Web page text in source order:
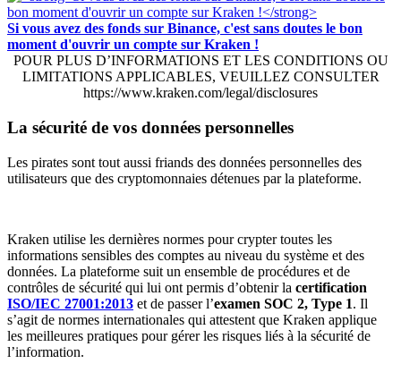
Si vous avez des fonds sur Binance, c'est sans doutes le bon
moment d'ouvrir un compte sur Kraken !
POUR PLUS D’INFORMATIONS ET LES CONDITIONS OU
LIMITATIONS APPLICABLES, VEUILLEZ CONSULTER
https://www.kraken.com/legal/disclosures
La sécurité de vos données personnelles
Les pirates sont tout aussi friands des données personnelles des
utilisateurs que des cryptomonnaies détenues par la plateforme.
Kraken utilise les dernières normes pour crypter toutes les
informations sensibles des comptes au niveau du système et des
données. La plateforme suit un ensemble de procédures et de
contrôles de sécurité qui lui ont permis d’obtenir la certification
ISO/IEC 27001:2013 et de passer l’examen SOC 2, Type 1. Il
s’agit de normes internationales qui attestent que Kraken applique
les meilleures pratiques pour gérer les risques liés à la sécurité de
l’information.